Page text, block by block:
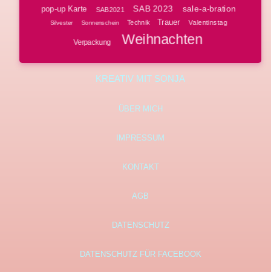
pop-up Karte
SAB2021 SAB 2023 sale-a-bration
Silvester Sonnenschein Technik Trauer Valentinstag
Verpackung Weihnachten
KREATIV MIT SONJA
ÜBER MICH
IMPRESSUM
KONTAKT
AGB
DATENSCHUTZ
DATENSCHUTZ FÜR FACEBOOK